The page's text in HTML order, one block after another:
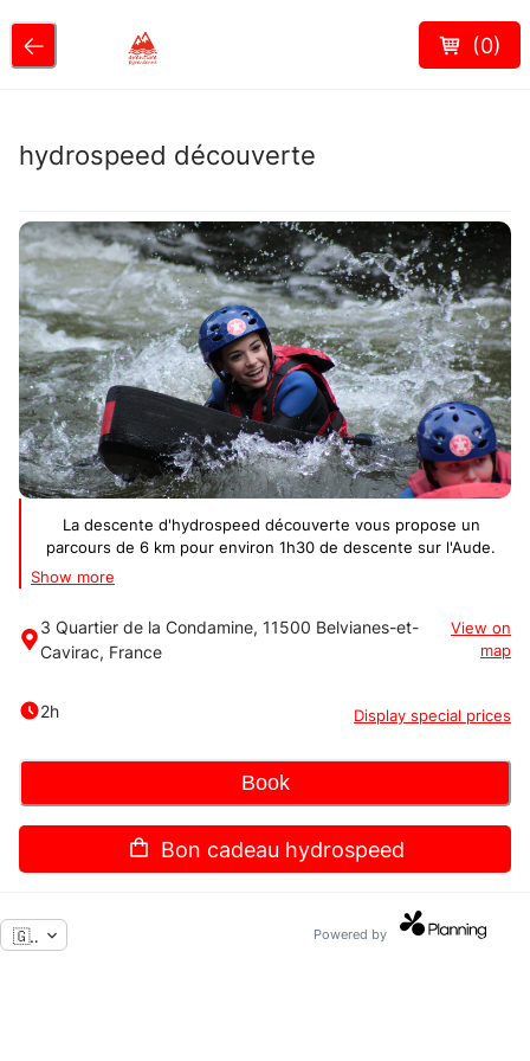
(0)
hydrospeed découverte
La descente d'hydrospeed découverte vous propose un
parcours de 6 km pour environ 1h30 de descente sur l'Aude.
Des vestiaires, toilettes et douches sont à votre disposition à la
restaurer à la Guinguette du Verger (à 200m de la base).
Notre photographe vous suivra tout au long du parcours, Vous
Show more
3 Quartier de la Condamine, 11500 Belvianes-et-
Cavirac, France
View on
map
2h Display special prices
Book
Bon cadeau hydrospeed
🇬🇧 Powered by